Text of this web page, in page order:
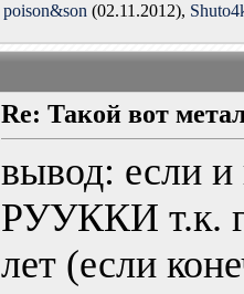
poison&son (02.11.2012),
Re: Такой вот
вывод: если
РУУККИ т.к.
лет (если